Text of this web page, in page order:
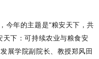
今年的主题是“粮安天下，共
天下：可持续农业与粮食安
展学院副院长、教授郑风田